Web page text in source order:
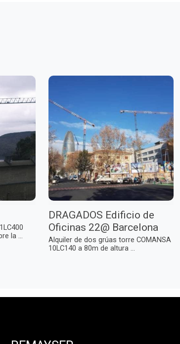
la ...
DRAGADOS Edificio de
Oficinas 22@ Barcelona
Alquiler de dos grúas torre COMANSA
10LC140 a 80m de altura ...